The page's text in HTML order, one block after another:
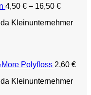
4,50 € – 16,50 €
Kleinunternehmer
Polyfloss 2,60 €
Kleinunternehmer